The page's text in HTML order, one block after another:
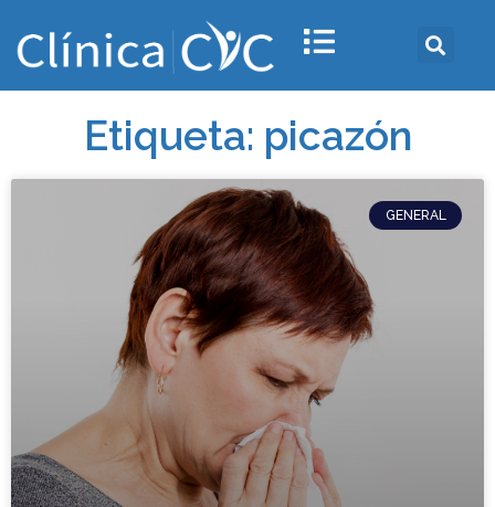
Etiqueta: picazón
GENERAL